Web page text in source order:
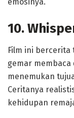
10.
Film ini bercerita
gemar
menemukan
Ceritanya
kehidupan